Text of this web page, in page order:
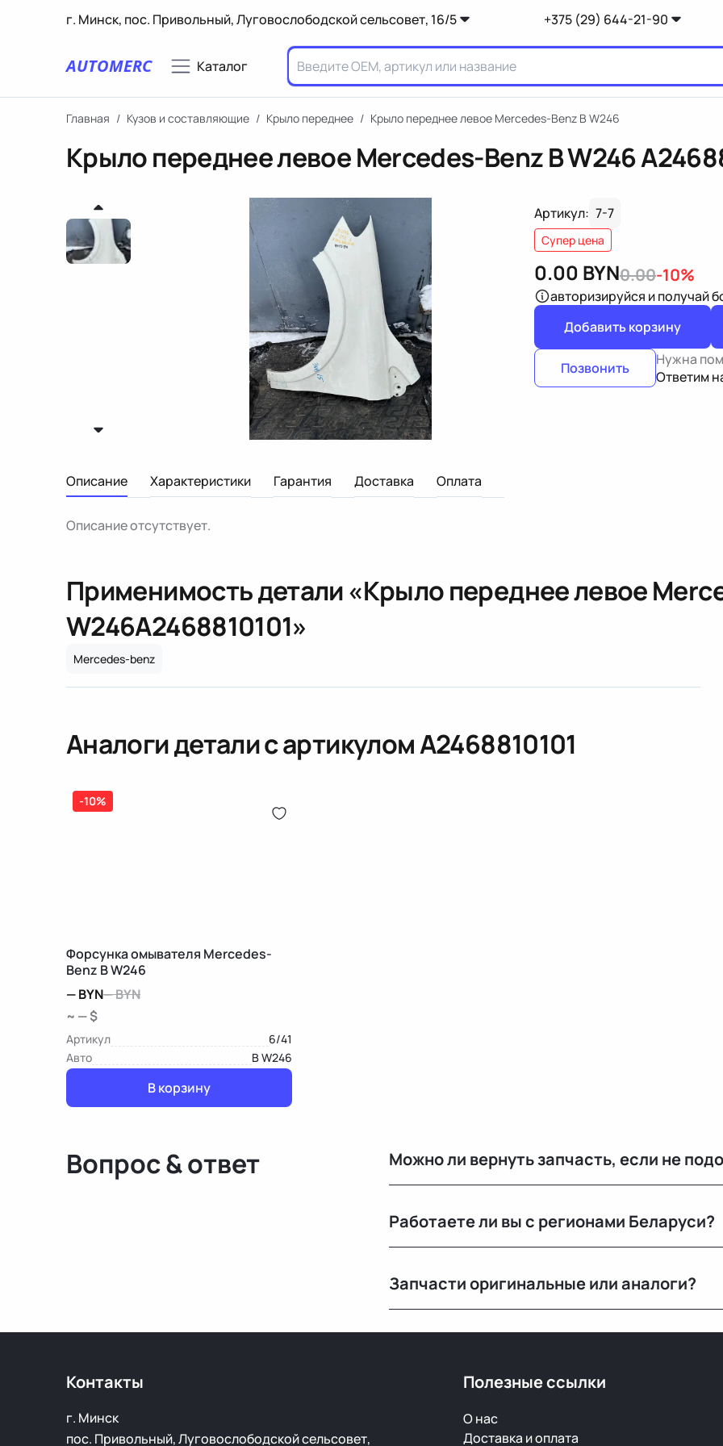
г. Минск, пос. Привольный, Луговослободской сельсовет, 16/5 +375 (29) 644-21-90
AUTOMERC Каталог
Главная / Кузов и составляющие / Крыло переднее / Крыло переднее левое Mercedes-Benz B W246
Крыло переднее левое Mercedes-Benz B W246
Артикул: 7-7
Супер цена
0.00 BYN0.00-10%
авторизируйся и получай
Добавить корзину
Позвонить
Нужна
Ответим
Описание Характеристики Гарантия Доставка Оплата
Описание отсутствует.
Применимость детали «Крыло переднее левое
W246A2468810101»
Mercedes-benz
Аналоги детали с артикуломA2468810101
-10%
Форсунка омывателя Mercedes-
Benz B W246
—BYN—BYN
~ — $
Артикул
6/41
Авто
B W246
В корзину
Вопрос & ответ Можно ли вернуть запчасть, если не
Работаете ли вы с регионами Беларуси?
Запчасти оригинальные или аналоги?
Контакты
г. Минск
пос. Привольный, Луговослободской сельсовет,
Полезные ссылки
О нас
Доставка и оплата